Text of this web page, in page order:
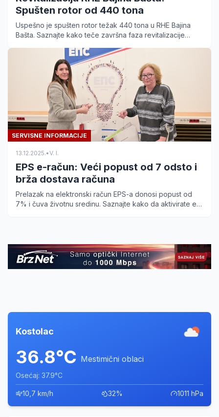
Spušten rotor od 440 tona
Uspešno je spušten rotor težak 440 tona u RHE Bajina
Bašta. Saznajte kako teče završna faza revitalizacije
SERVISNE INFORMACIJE
13.12.2025.•V. I.
EPS e-račun: Veći popust od 7 odsto i
brža dostava računa
Prelazak na elektronski račun EPS-a donosi popust od
7% i čuva životnu sredinu. Saznajte kako da aktivirate e-
Kostolac
36.8°C Mestimični oblaci
Osećaj: 37.9°C
10,7 km/h 32% 1011 hPa